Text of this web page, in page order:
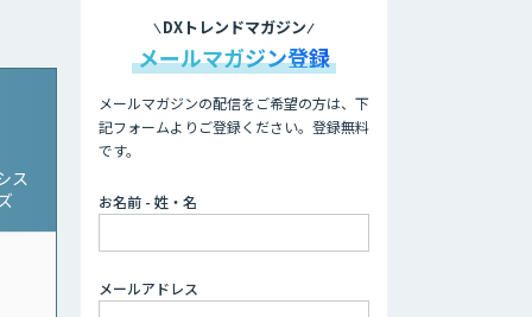
ス
DXトレンドマガジン
メールマガジン登録
メールマガジンの配信をご希望の方は、下
記フォームよりご登録ください。登録無料
です。
お名前 - 姓・名
メールアドレス